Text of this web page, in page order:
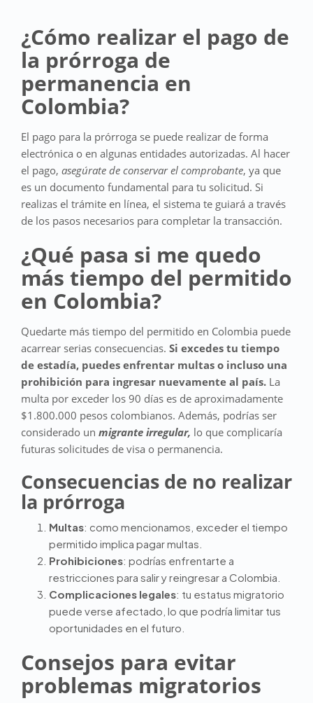
¿Cómo realizar el pago de
la prórroga de
permanencia en
Colombia?
El pago para la prórroga se puede realizar de forma
electrónica o en algunas entidades autorizadas. Al hacer
el pago, asegúrate de conservar el comprobante, ya que
es un documento fundamental para tu solicitud. Si
realizas el trámite en línea, el sistema te guiará a través
de los pasos necesarios para completar la transacción.
¿Qué pasa si me quedo
más tiempo del permitido
en Colombia?
Quedarte más tiempo del permitido en Colombia puede
acarrear serias consecuencias. Si excedes tu tiempo
de estadía, puedes enfrentar multas o incluso una
prohibición para ingresar nuevamente al país. La
multa por exceder los 90 días es de aproximadamente
$1.800.000 pesos colombianos. Además, podrías ser
considerado un migrante irregular, lo que complicaría
futuras solicitudes de visa o permanencia.
Consecuencias de no realizar
la prórroga
Multas: como mencionamos, exceder el tiempo
permitido implica pagar multas.
Prohibiciones: podrías enfrentarte a
restricciones para salir y reingresar a Colombia.
Complicaciones legales: tu estatus migratorio
puede verse afectado, lo que podría limitar tus
oportunidades en el futuro.
Consejos para evitar
problemas migratorios